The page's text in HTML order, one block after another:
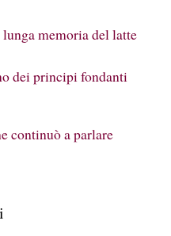
memoria del latte
dei principi fondanti
continuò a parlare